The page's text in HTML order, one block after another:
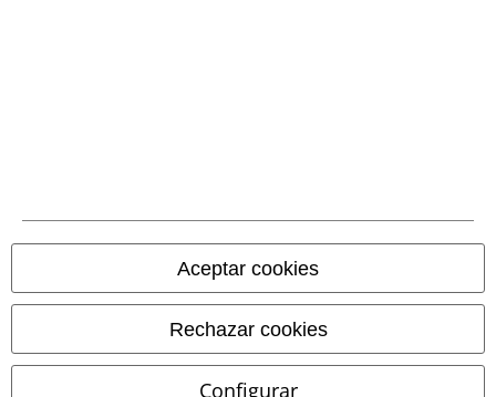
Aceptar cookies
Rechazar cookies
Configurar
© 1986-2026 E.M.P. Merchandising HGmbH
Tiendas EMP online